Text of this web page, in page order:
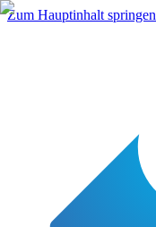
Zum Hauptinhalt springen